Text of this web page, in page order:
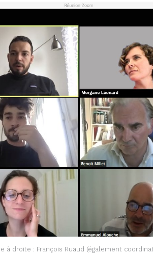
à droite : François Ruaud (également